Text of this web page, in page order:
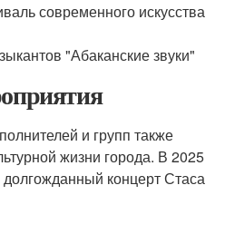
современного искусства
"Абаканские звуки"
и групп также
жизни города. В 2025
долгожданный концерт Стаса